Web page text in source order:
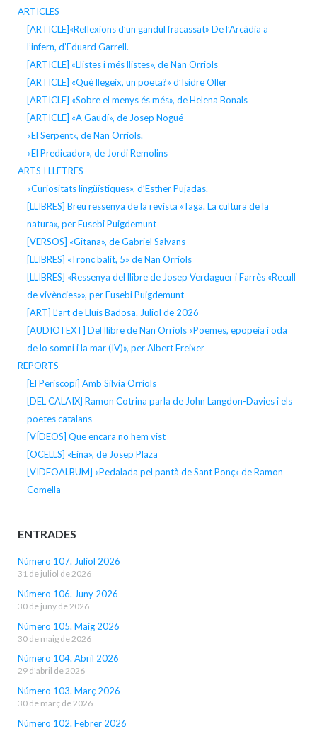
ARTICLES
[ARTICLE]«Reflexions d’un gandul fracassat» De l’Arcàdia a
l’infern, d’Eduard Garrell.
[ARTICLE] «Llistes i més llistes», de Nan Orriols
[ARTICLE] «Què llegeix, un poeta?» d’Isidre Oller
[ARTICLE] «Sobre el menys és més», de Helena Bonals
[ARTICLE] «A Gaudí», de Josep Nogué
«El Serpent», de Nan Orriols.
«El Predicador», de Jordi Remolins
ARTS I LLETRES
«Curiositats lingüístiques», d’Esther Pujadas.
[LLIBRES] Breu ressenya de la revista «Taga. La cultura de la
natura», per Eusebi Puigdemunt
[VERSOS] «Gitana», de Gabriel Salvans
[LLIBRES] «Tronc balit, 5» de Nan Orriols
[LLIBRES] «Ressenya del llibre de Josep Verdaguer i Farrès «Recull
de vivències»», per Eusebi Puigdemunt
[ART] L’art de Lluís Badosa. Juliol de 2026
[AUDIOTEXT] Del llibre de Nan Orriols «Poemes, epopeia i oda
de lo somni i la mar (IV)», per Albert Freixer
REPORTS
[El Periscopi] Amb Silvia Orriols
[DEL CALAIX] Ramon Cotrina parla de John Langdon-Davies i els
poetes catalans
[VÍDEOS] Que encara no hem vist
[OCELLS] «Eina», de Josep Plaza
[VIDEOALBUM] «Pedalada pel pantà de Sant Ponç» de Ramon
Comella
ENTRADES
Número 107. Juliol 2026
31 de juliol de 2026
Número 106. Juny 2026
30 de juny de 2026
Número 105. Maig 2026
30 de maig de 2026
Número 104. Abril 2026
29 d'abril de 2026
Número 103. Març 2026
30 de març de 2026
Número 102. Febrer 2026